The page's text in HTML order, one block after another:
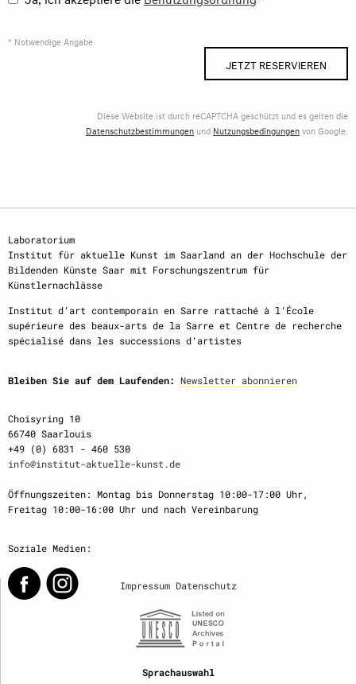
* Notwendige Angabe
JETZT RESERVIEREN
Diese Website ist durch reCAPTCHA geschützt und es gelten die
Datenschutzbestimmungen und Nutzungsbedingungenvon Google.
Laboratorium
Institut für aktuelle Kunst im Saarland an der Hochschule der
Bildenden Künste Saar mit Forschungszentrum für
Künstlernachlässe
Institut d‘art contemporain en Sarre rattaché à l‘École
supérieure des beaux-arts de la Sarre et Centre de recherche
spécialisé dans les successions d‘artistes
Bleiben Sie auf dem Laufenden: Newsletter abonnieren
Choisyring 10
66740 Saarlouis
+49 (0) 6831 - 460 530
info@institut-aktuelle-kunst.de
Öffnungszeiten: Montag bis Donnerstag 10:00-17:00 Uhr,
Freitag 10:00-16:00 Uhr und nach Vereinbarung
Soziale Medien:
Impressum Datenschutz
Sprachauswahl